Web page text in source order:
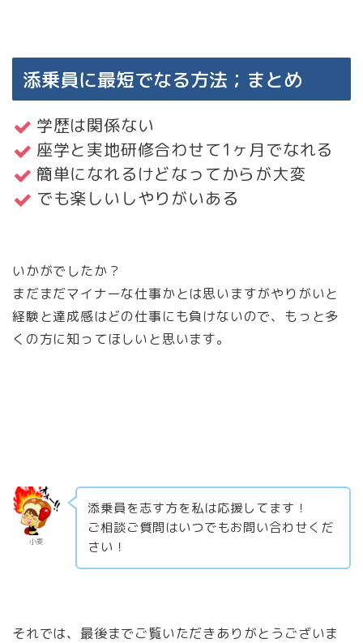
添乗員に最短でなる方法；まとめ
学歴は関係ない
座学と実地研修合わせて1ヶ月でなれる
簡単になれるけどなってからが大変
でも楽しいしやりがいある
いかがでしたか？
まだまだマイナーな仕事かとは思いますがやりがいと
経験と達成感はどの仕事にも負けないので、もっと多
くの方に知ってほしいと思います。
小麦
添乗員を志す方を私は応援してます！
ご相談ご質問はいつでもお問い合わせくだ
さい！
それでは、最後までご覧いただきありがとうございま